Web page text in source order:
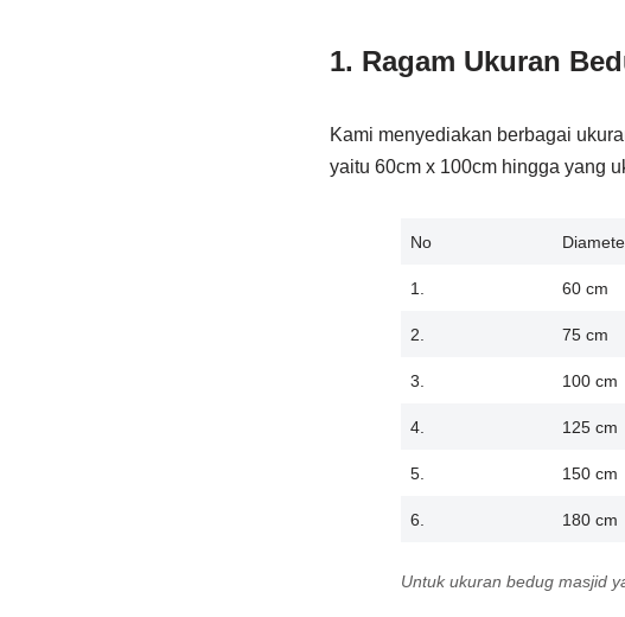
1. Ragam Ukuran
Kami menyediakan berbagai
yaitu 60cm x 100cm hingga yang
No
1. 60 cm
2. 75 cm
3. 100 cm
4. 125 cm
5. 150 cm
6. 180 cm
Untuk ukuran bedug masjid